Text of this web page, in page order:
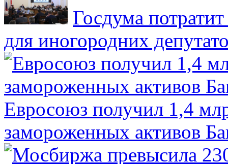
Госдума
для иногородних
Евросоюз получил 1,4
замороженных активов